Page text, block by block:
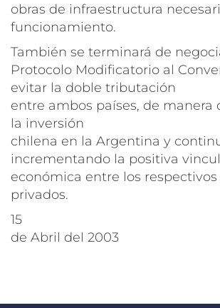
obras de infraestructura
funcionamiento.
También se terminará de
Protocolo Modificatorio al
evitar la doble tributación
entre ambos países, de manera
la inversión
chilena en la Argentina y
incrementando la positiva
económica entre los respectivos
privados.
15
de Abril del 2003